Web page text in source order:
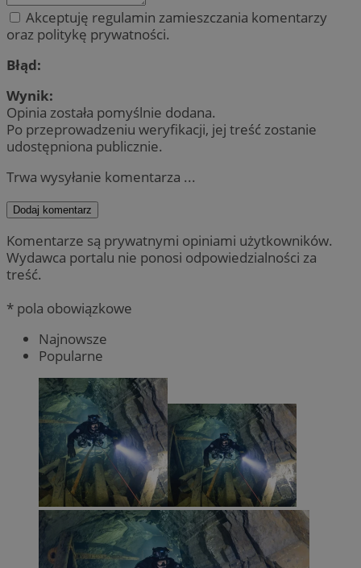
Akceptuję regulamin zamieszczania komentarzy
oraz politykę prywatności.
Błąd:
Wynik:
Opinia została pomyślnie dodana.
Po przeprowadzeniu weryfikacji, jej treść zostanie
udostępniona publicznie.
Trwa wysyłanie komentarza ...
Dodaj komentarz
Komentarze są prywatnymi opiniami użytkowników.
Wydawca portalu nie ponosi odpowiedzialności za
treść.
* pola obowiązkowe
Najnowsze
Popularne